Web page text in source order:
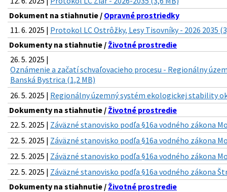
Dokument na stiahnutie / Opravné prostriedky
11. 6. 2025 | Protokol LC Ostrôžky, Lesy Tisovníky - 2026 2035
Dokumenty na stiahnutie / Životné prostredie
26. 5. 2025 |
Oznámenie a začatí schvaľovacieho procesu - Regionálny
Banská Bystrica (1,2 MB)
26. 5. 2025 | Regionálny územný systém ekologickej stability
Dokumenty na stiahnutie / Životné prostredie
22. 5. 2025 | Záväzné stanovisko podľa §16a vodného zákona
22. 5. 2025 | Záväzné stanovisko podľa §16a vodného zákona
22. 5. 2025 | Záväzné stanovisko podľa §16a vodného zákona
22. 5. 2025 | Záväzné stanovisko podľa §16a vodného zákona
Dokumenty na stiahnutie / Životné prostredie